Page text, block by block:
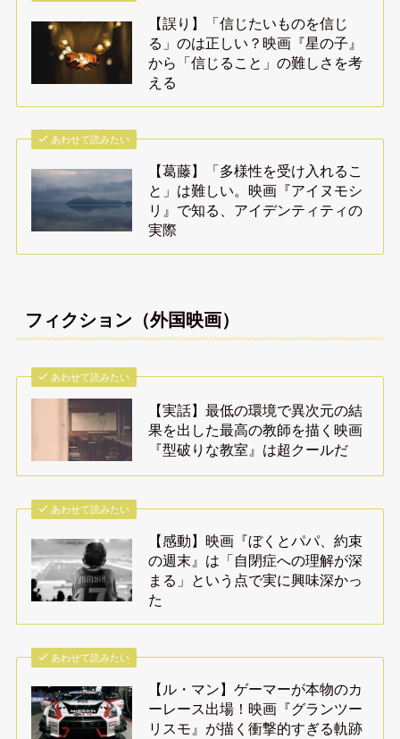
【誤り】「信じたいものを信じ
る」のは正しい？映画『星の子』
から「信じること」の難しさを考
える
あわせて読みたい
【葛藤】「多様性を受け入れるこ
と」は難しい。映画『アイヌモシ
リ』で知る、アイデンティティの
実際
フィクション（外国映画）
あわせて読みたい
【実話】最低の環境で異次元の結
果を出した最高の教師を描く映画
『型破りな教室』は超クールだ
あわせて読みたい
【感動】映画『ぼくとパパ、約束
の週末』は「自閉症への理解が深
まる」という点で実に興味深かっ
た
あわせて読みたい
【ル・マン】ゲーマーが本物のカ
ーレース出場！映画『グランツー
リスモ』が描く衝撃的すぎる軌跡